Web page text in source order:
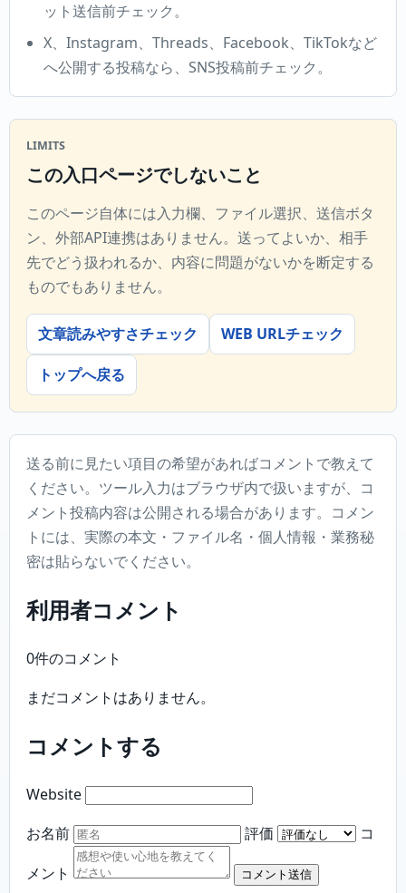
ット送信前チェック。
X、Instagram、Threads、Facebook、TikTokなど
へ公開する投稿なら、SNS投稿前チェック。
LIMITS
この入口ページでしないこと
このページ自体には入力欄、ファイル選択、送信ボタ
ン、外部API連携はありません。送ってよいか、相手
先でどう扱われるか、内容に問題がないかを断定する
ものでもありません。
文章読みやすさチェック WEB URLチェック
トップへ戻る
送る前に見たい項目の希望があればコメントで教えて
ください。ツール入力はブラウザ内で扱いますが、コ
メント投稿内容は公開される場合があります。コメン
トには、実際の本文・ファイル名・個人情報・業務秘
密は貼らないでください。
利用者コメント
0件のコメント
まだコメントはありません。
コメントする
Website
お名前
評価
コ
メント
コメント送信